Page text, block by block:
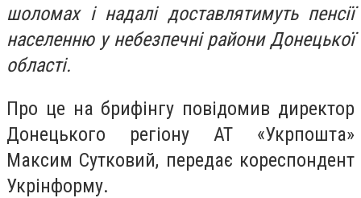
шоломах і надалі доставлятимуть пенсії
населенню у небезпечні райони Донецької
області.
Про це на брифінгу повідомив директор
Донецького регіону АТ «Укрпошта»
Максим Сутковий, передає кореспондент
Укрінформу.